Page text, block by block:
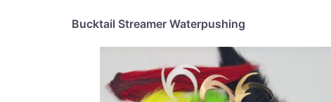
Buck­tail Strea­mer Waterpushing